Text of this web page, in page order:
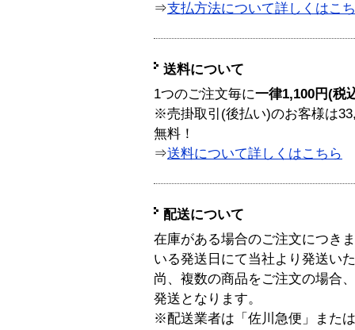
⇒支払方法について詳しくはこ
送料について
1つのご注文毎に一律1,100円(税
※売掛取引(後払い)のお客様は
無料！
⇒送料について詳しくはこちら
配送について
在庫がある場合のご注文につき
いる発送日にて当社より発送い
尚、複数の商品をご注文の場合
発送となります。
※配送業者は「佐川急便」また